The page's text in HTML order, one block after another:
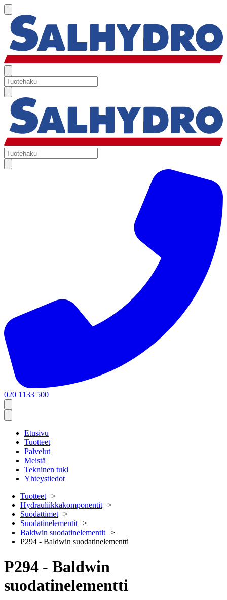
020 1133 500
Etusivu
Tuotteet
Palvelut
Meistä
Tekninen tuki
Yhteystiedot
Tuotteet
Hydrauliikkakomponentit
Suodattimet
Suodatinelementit
Baldwin suodatinelementit
P294 - Baldwin suodatinelementti
P294 - Baldwin
suodatinelementti